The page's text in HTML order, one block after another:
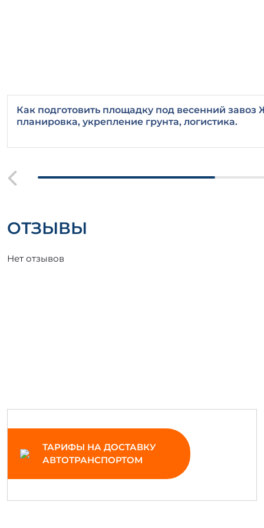
Как подготовить площадку под весенний
планировка, укрепление грунта, логистика.
ОТЗЫВЫ
Нет отзывов
ТАРИФЫ НА ДОСТАВКУ
АВТОТРАНСПОРТОМ